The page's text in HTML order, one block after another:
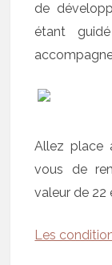
de
étant
Allez place
vous de
valeur de 22
Les